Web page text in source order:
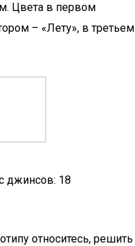
Цвета в первом
– «Лету», в третьем
джинсов: 18
относитесь, решить